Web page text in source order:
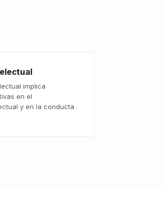
implica
en el
y en la conducta